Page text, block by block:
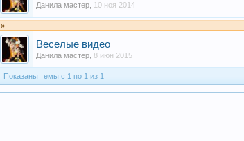
Данила мастер 10 ноя 2014
»
Веселые видео
Данила мастер 8 июн 2015
Показаны темы с 1 по 1 из 1